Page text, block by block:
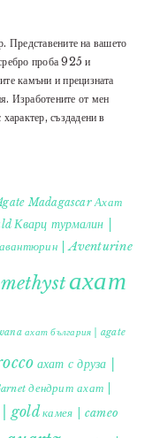
Представените на вашето
проба 925 и
камъни и прецизната
Изработените от мен
създадени в
Madagascar Ахат
Кварц турмалин |
авантюрин | Aventurine
ахат
ахат българия | agate
ахат с друза |
дендрит ахат |
| gold камея | cameo